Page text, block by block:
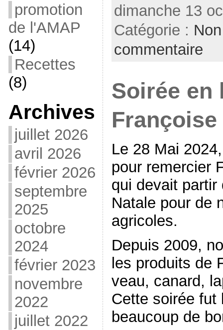
promotion
de l'AMAP
(14)
Recettes
(8)
Archives
juillet 2026
avril 2026
février 2026
septembre
2025
octobre
2024
février 2023
novembre
2022
juillet 2022
dimanche 13
Catégorie :
commentaire
Soirée en
Le 28 Mai
pour remercier
qui devait partir
Natale pour de
agricoles.
Depuis 2009,
les produits de
veau, canard,
Cette soirée fut
beaucoup de